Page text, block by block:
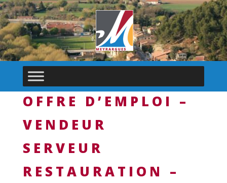
OFFRE D’EMPLOI –
VENDEUR
SERVEUR
RESTAURATION –